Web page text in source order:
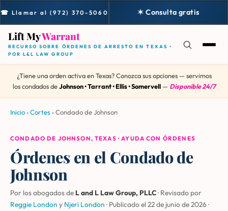
☎ Llamar al (972) 370-5060 ✶ Consulta gratis
Lift MyWarrant
RECURSO SOBRE ÓRDENES DE ARRESTO EN TEXAS •
POR L&L LAW GROUP
¿Tiene una orden activa en Texas? Conozca sus opciones — servimos
los condados deJohnson • Tarrant • Ellis • Somervell— Disponible 24/7
Inicio› Cortes › Condado de Johnson
CONDADO DE JOHNSON, TEXAS · AYUDA CON ÓRDENES
Órdenes en el Condado de
Johnson
Por los abogados de L and L Law Group, PLLC· Revisado por
Reggie London y Njeri London · Publicado el 22 de junio de 2026·